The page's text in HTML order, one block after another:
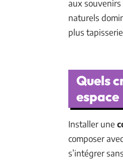
aux souvenirs
naturels
plus
Quels
espace
Installer une
composer
s’intégrer